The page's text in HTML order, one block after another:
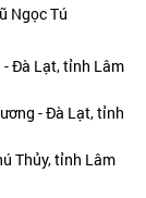
Ngọc Tú
- Đà Lạt, tỉnh Lâm
- Đà Lạt, tỉnh
Thủy, tỉnh Lâm